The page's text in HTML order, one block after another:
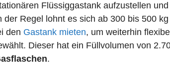
Flüssiggastank aufzustellen
Regel lohnt es sich ab 300 bis 500
den Gastank mieten, um weiterhin
Dieser hat ein Füllvolumen von
.